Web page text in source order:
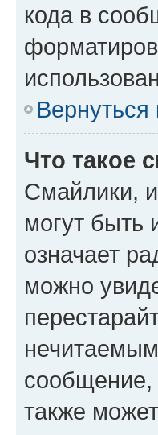
кода в
Вернуться
Что такое
Смайлики,
могут быть
означает
можно
сообщение,
также